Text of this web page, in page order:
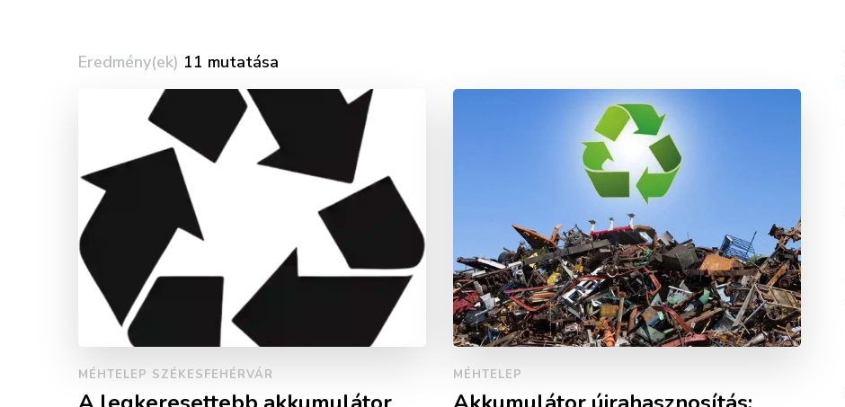
Eredmény(ek) 11 mutatása
MÉHTELEP SZÉKESFEHÉRVÁR MÉHTELEP